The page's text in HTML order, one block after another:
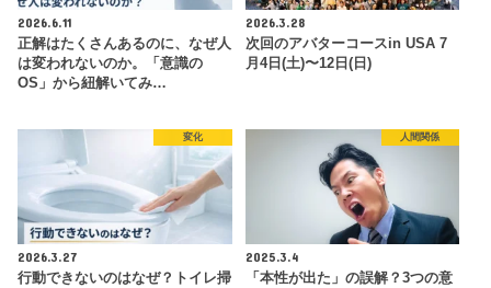
2026.6.11
正解はたくさんあるのに、なぜ人
は変われないのか。「意識の
OS」から紐解いてみ…
2026.3.28
次回のアバターコースin USA 7
月4日(土)〜12日(日)
変化
2026.3.27
行動できないのはなぜ？トイレ掃
人間関係
2025.3.4
「本性が出た」の誤解？3つの意